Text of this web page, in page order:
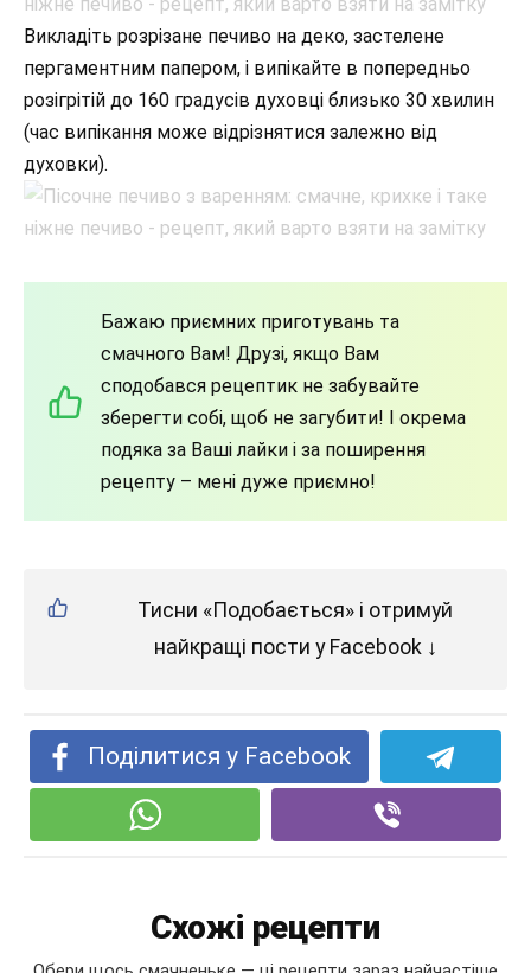
Викладіть розрізане печиво на деко, застелене
пергаментним папером, і випікайте в попередньо
розігрітій до 160 градусів духовці близько 30 хвилин
(час випікання може відрізнятися залежно від
духовки).
Бажаю приємних приготувань та
смачного Вам! Друзі, якщо Вам
сподобався рецептик не забувайте
зберегти собі, щоб не загубити! І окрема
подяка за Ваші лайки і за поширення
рецепту – мені дуже приємно!
Тисни «Подобається» і отримуй
найкращі пости у Facebook ↓
Поділитися у Facebook
Схожі рецепти